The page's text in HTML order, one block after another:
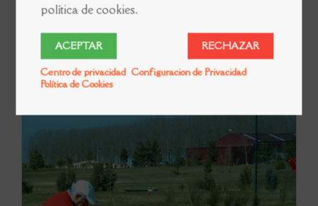
RIOCEREZO
política de cookies.
ACEPTAR RECHAZAR
Centro de privacidad Configuracion de Privacidad
Política de Cookies